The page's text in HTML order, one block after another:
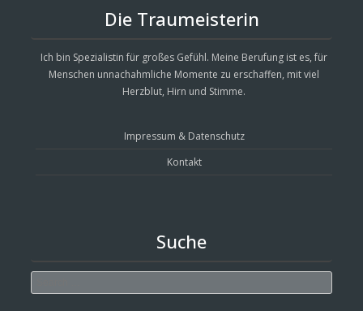
Die Traumeisterin
Ich bin Spezialistin für großes Gefühl. Meine Berufung ist es, für
Menschen unnachahmliche Momente zu erschaffen, mit viel
Herzblut, Hirn und Stimme.
Impressum & Datenschutz
Kontakt
Suche